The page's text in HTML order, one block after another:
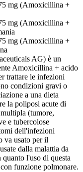
mg (Amoxicillina +
mg (Amoxicillina +
mg (Amoxicillina +
AG) è un
Amoxicillina + acido
trattare le infezioni
condizioni gravi o
a una dieta
la poliposi acute di
(tumore,
e tubercolose
dell'infezioni
va usato per il
dalla malattia da
l'uso di questa
funzione polmonare.